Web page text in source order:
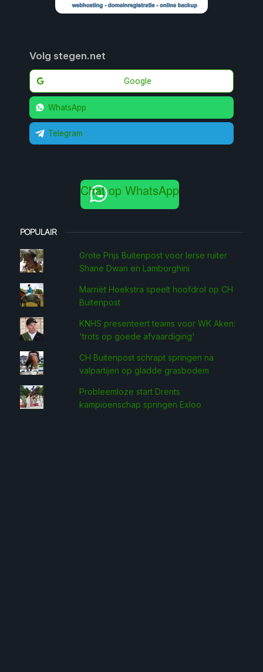
Volg stegen.net
Google
WhatsApp
Telegram
Chat op WhatsApp
POPULAIR
Grote Prijs Buitenpost voor Ierse ruiter
Shane Dwan en Lamborghini
Marriët Hoekstra speelt hoofdrol op CH
Buitenpost
KNHS presenteert teams voor WK Aken:
'trots op goede afvaardiging'
CH Buitenpost schrapt springen na
valpartijen op gladde grasbodem
Probleemloze start Drents
kampioenschap springen Exloo